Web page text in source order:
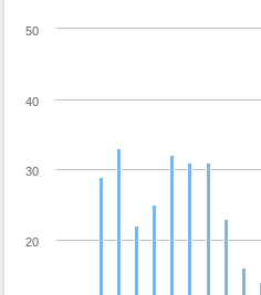
20
30
40
50